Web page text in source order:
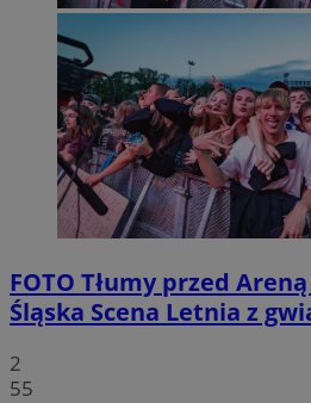
FOTO Tłumy przed
Śląska Scena Letnia z
2
55